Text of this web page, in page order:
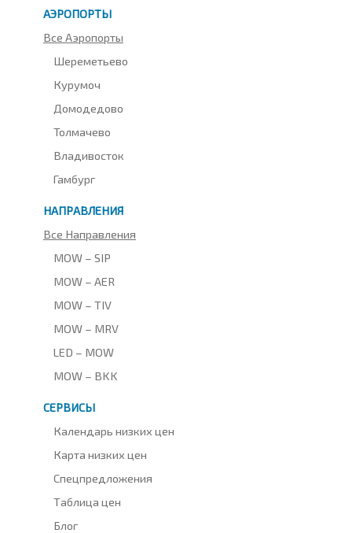
АЭРОПОРТЫ
Все Аэропорты
Шереметьево
Курумоч
Домодедово
Толмачево
Владивосток
Гамбург
НАПРАВЛЕНИЯ
Все Направления
MOW – SIP
MOW – AER
MOW – TIV
MOW – MRV
LED – MOW
MOW – BKK
СЕРВИСЫ
Календарь низких цен
Карта низких цен
Спецпредложения
Таблица цен
Блог